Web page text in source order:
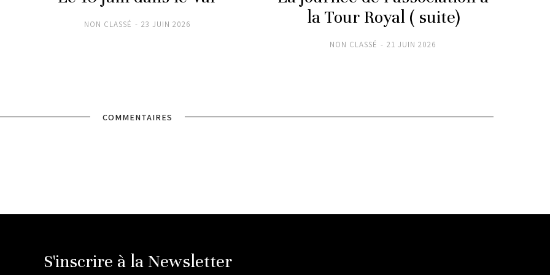
NON CLASSÉ 23 JUIN 2026
la Tour Royal ( suite)
NON CLASSÉ 21 JUIN 2026
COMMENTAIRES
S'inscrire à la Newsletter